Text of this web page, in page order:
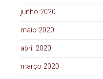
junho 2020
maio 2020
abril 2020
março 2020